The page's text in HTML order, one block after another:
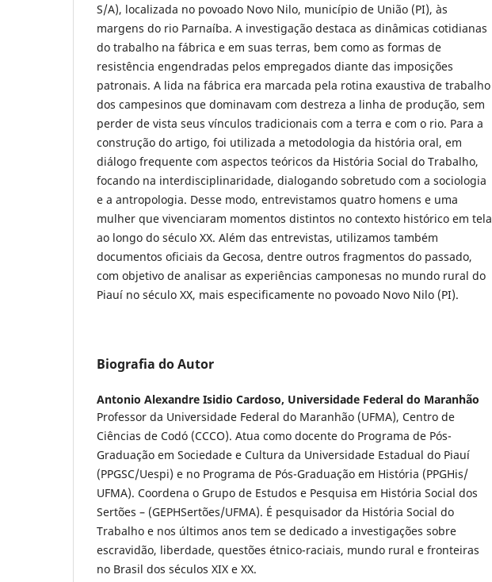
S/A), localizada no povoado Novo Nilo, município de União (PI), às
margens do rio Parnaíba. A investigação destaca as dinâmicas cotidianas
do trabalho na fábrica e em suas terras, bem como as formas de
resistência engendradas pelos empregados diante das imposições
patronais. A lida na fábrica era marcada pela rotina exaustiva de trabalho
dos campesinos que dominavam com destreza a linha de produção, sem
perder de vista seus vínculos tradicionais com a terra e com o rio. Para a
construção do artigo, foi utilizada a metodologia da história oral, em
diálogo frequente com aspectos teóricos da História Social do Trabalho,
focando na interdisciplinaridade, dialogando sobretudo com a sociologia
e a antropologia. Desse modo, entrevistamos quatro homens e uma
mulher que vivenciaram momentos distintos no contexto histórico em tela
ao longo do século XX. Além das entrevistas, utilizamos também
documentos oficiais da Gecosa, dentre outros fragmentos do passado,
com objetivo de analisar as experiências camponesas no mundo rural do
Piauí no século XX, mais especificamente no povoado Novo Nilo (PI).
Biografia do Autor
Antonio Alexandre Isidio Cardoso, Universidade Federal do Maranhão
Professor da Universidade Federal do Maranhão (UFMA), Centro de
Ciências de Codó (CCCO). Atua como docente do Programa de Pós-
Graduação em Sociedade e Cultura da Universidade Estadual do Piauí
(PPGSC/Uespi) e no Programa de Pós-Graduação em História (PPGHis/
UFMA). Coordena o Grupo de Estudos e Pesquisa em História Social dos
Sertões – (GEPHSertões/UFMA). É pesquisador da História Social do
Trabalho e nos últimos anos tem se dedicado a investigações sobre
escravidão, liberdade, questões étnico-raciais, mundo rural e fronteiras
no Brasil dos séculos XIX e XX.